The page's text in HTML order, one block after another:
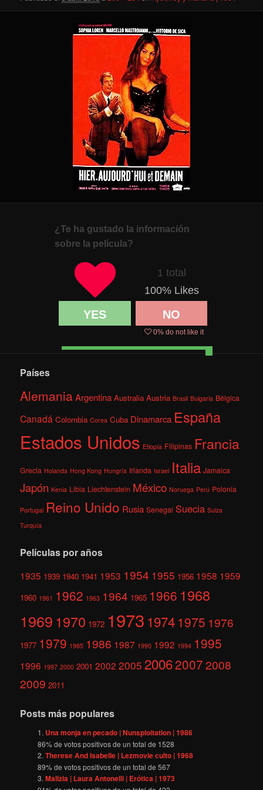
¿Te ha gustado la información
sobre la película?
1 total
100% Likes
YES NO
0% do not like it
Países
AlemaniaArgentina Australia Austria Brasil Bulgaria Bélgica
Canadá Colombia Corea Cuba Dinamarca España
Estados Unidos Etiopía Filipinas Francia
Grecia Holanda Hong Kong Hungría Irlanda Israel Italia Jamaica
Japón Kenia Libia Liechtenstein México Noruega Perú Polonia
Portugal Reino Unido Rusia Senegal Suecia Suiza
Turquía
Películas por años
1935 1939 1940 1941 1953 1954 1955 1956 1958 1959
1960 1961 1962 1963 1964 1965 1966 1968
1969 1970 1972 1973 1974 1975 1976
1977 1979 1985 1986 1987 1990 1992 1994 1995
1996 1997 2000 2001 2002 2005 200620072008
2009 2011
Posts más populares
Una monja en pecado | Nunsploitation | 1986
86% de votos positivos de un total de 1528
Therese And Isabelle | Lezmovie culto | 1968
89% de votos positivos de un total de567
Malizia | Laura Antonelli | Erótica | 1973